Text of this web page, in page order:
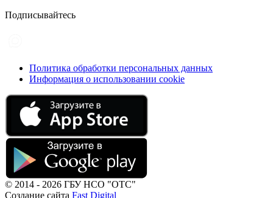
Подписывайтесь
Политика обработки персональных данных
Информация о использовании cookie
© 2014 - 2026 ГБУ НСО "ОТС"
Создание сайта Fast Digital